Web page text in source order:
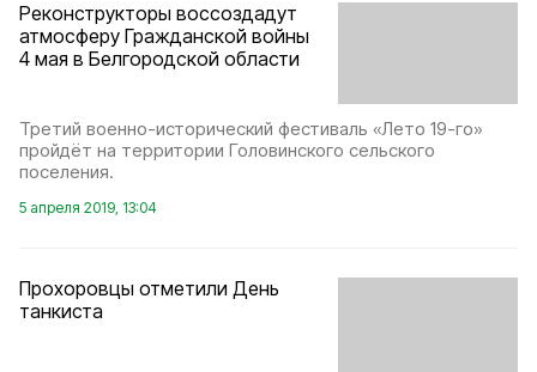
Реконструкторы воссоздадут
атмосферу Гражданской войны
4 мая в Белгородской области
Третий военно-исторический фестиваль «Лето 19-го»
пройдёт на территории Головинского сельского
поселения.
5 апреля 2019, 13:04
Прохоровцы отметили День
танкиста